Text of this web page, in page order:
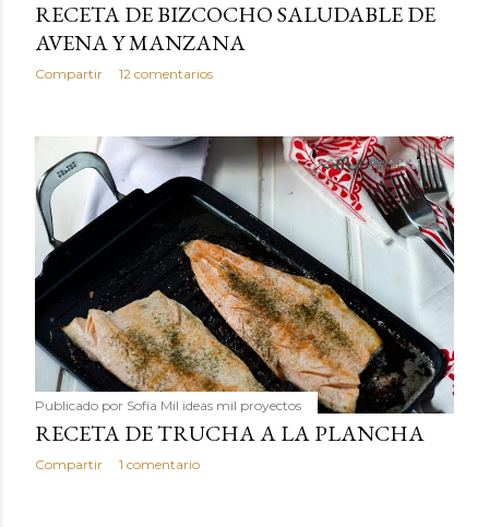
RECETA DE BIZCOCHO SALUDABLE DE
AVENA Y MANZANA
Compartir 12 comentarios
Publicado por Sofía Mil ideas mil proyectos
RECETA DE TRUCHA A LA PLANCHA
Compartir 1 comentario